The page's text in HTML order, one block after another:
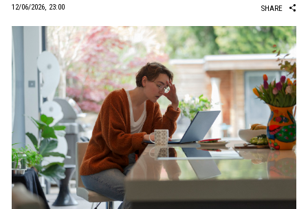
12/06/2026, 23:00
SHARE